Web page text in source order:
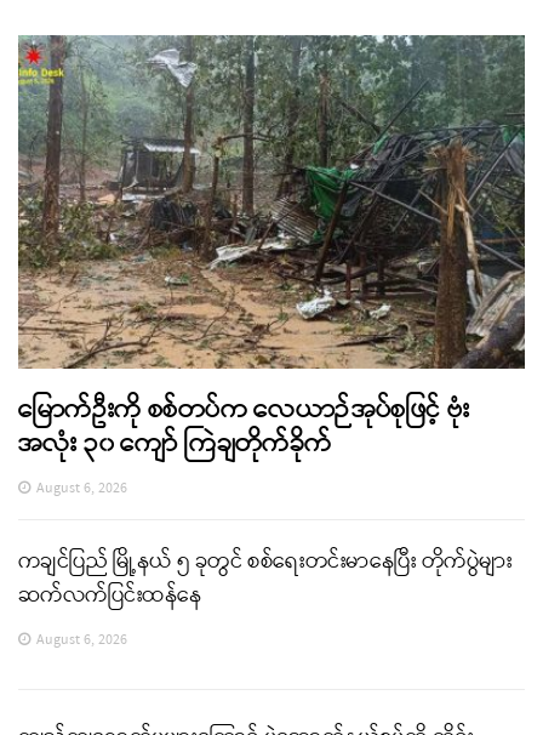
မြောက်ဦးကို စစ်တပ်က လေယာဉ်အုပ်စုဖြင့် ဗုံး
အလုံး ၃၀ ကျော် ကြဲချတိုက်ခိုက်
August 6, 2026
ကချင်ပြည် မြို့နယ် ၅ ခုတွင် စစ်ရေးတင်းမာနေပြီး တိုက်ပွဲများ
ဆက်လက်ပြင်းထန်နေ
August 6, 2026